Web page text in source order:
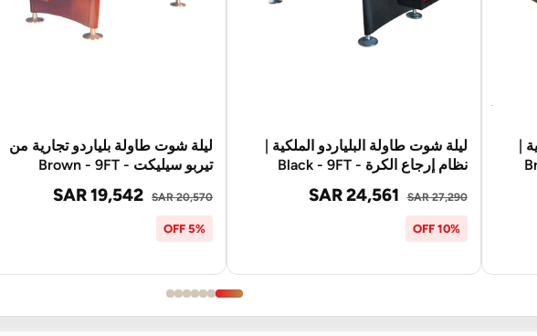
|
ليلة شوت طاولة البلياردو الملكية |
نظام إرجاع الكرة - Black - 9FT
SAR 24,561 SAR 27,290
10% OFF
ليلة شوت طاولة بلياردو تجارية من
تيربو سيليكت - Brown - 9FT
SAR 19,542 SAR 20,570
5% OFF